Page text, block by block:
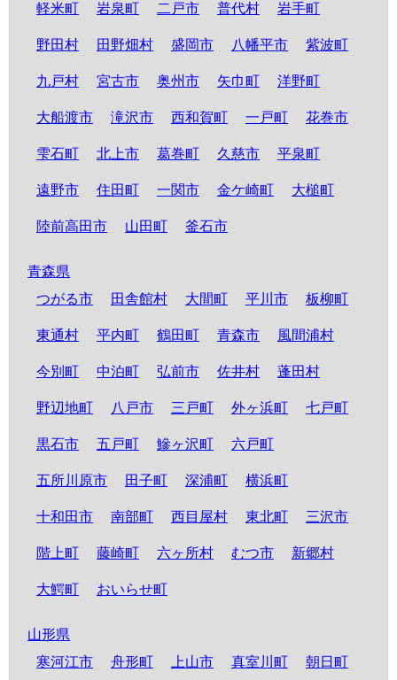
軽米町
岩泉町 二戸市 普代村 岩手町
野田村 田野畑村 盛岡市 八幡平市 紫波町
九戸村 宮古市 奥州市 矢巾町 洋野町
大船渡市 滝沢市 西和賀町 一戸町 花巻市
雫石町 北上市 葛巻町 久慈市 平泉町
遠野市 住田町 一関市 金ケ崎町 大槌町
陸前高田市 山田町 釜石市
青森県
つがる市
田舎館村 大間町 平川市 板柳町
東通村 平内町 鶴田町 青森市 風間浦村
今別町 中泊町 弘前市 佐井村 蓬田村
野辺地町 八戸市 三戸町 外ヶ浜町 七戸町
黒石市 五戸町 鰺ヶ沢町 六戸町
五所川原市 田子町 深浦町 横浜町
十和田市 南部町 西目屋村 東北町 三沢市
階上町 藤崎町 六ヶ所村 むつ市 新郷村
大鰐町 おいらせ町
山形県
寒河江市
舟形町 上山市 真室川町 朝日町